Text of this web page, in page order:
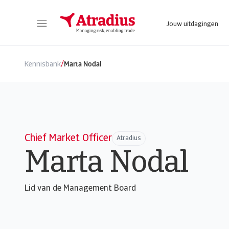
Jouw uitdagingen
Kennisbank/Marta Nodal
Chief Market Officer Atradius
Marta Nodal
Lid van de Management Board